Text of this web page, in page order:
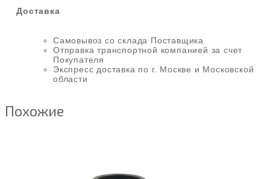
Доставка
Самовывоз со склада Поставщика
Отправка транспортной компанией за счет
Покупателя
Экспресс доставка по г. Москве и Московской
области
Похожие